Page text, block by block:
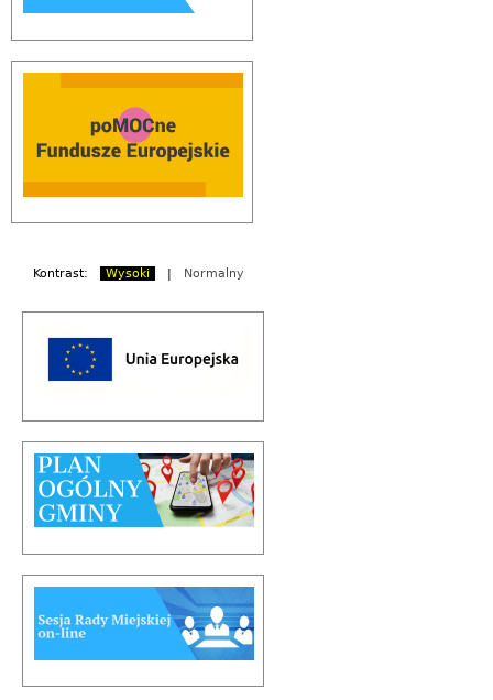
Kontrast: Wysoki | Normalny